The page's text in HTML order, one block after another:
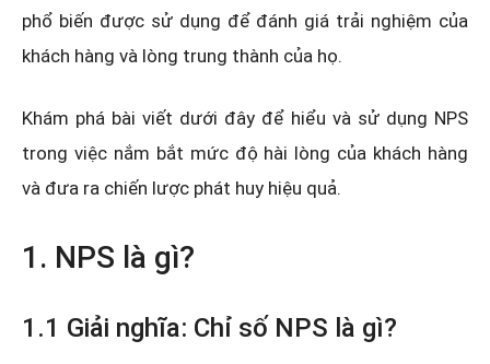
phổ biến được sử dụng để đánh giá trải nghiệm của
khách hàng và lòng trung thành của họ.
Khám phá bài viết dưới đây để hiểu và sử dụng NPS
trong việc nắm bắt mức độ hài lòng của khách hàng
và đưa ra chiến lược phát huy hiệu quả.
1. NPS là gì?
1.1 Giải nghĩa: Chỉ số NPS là gì?